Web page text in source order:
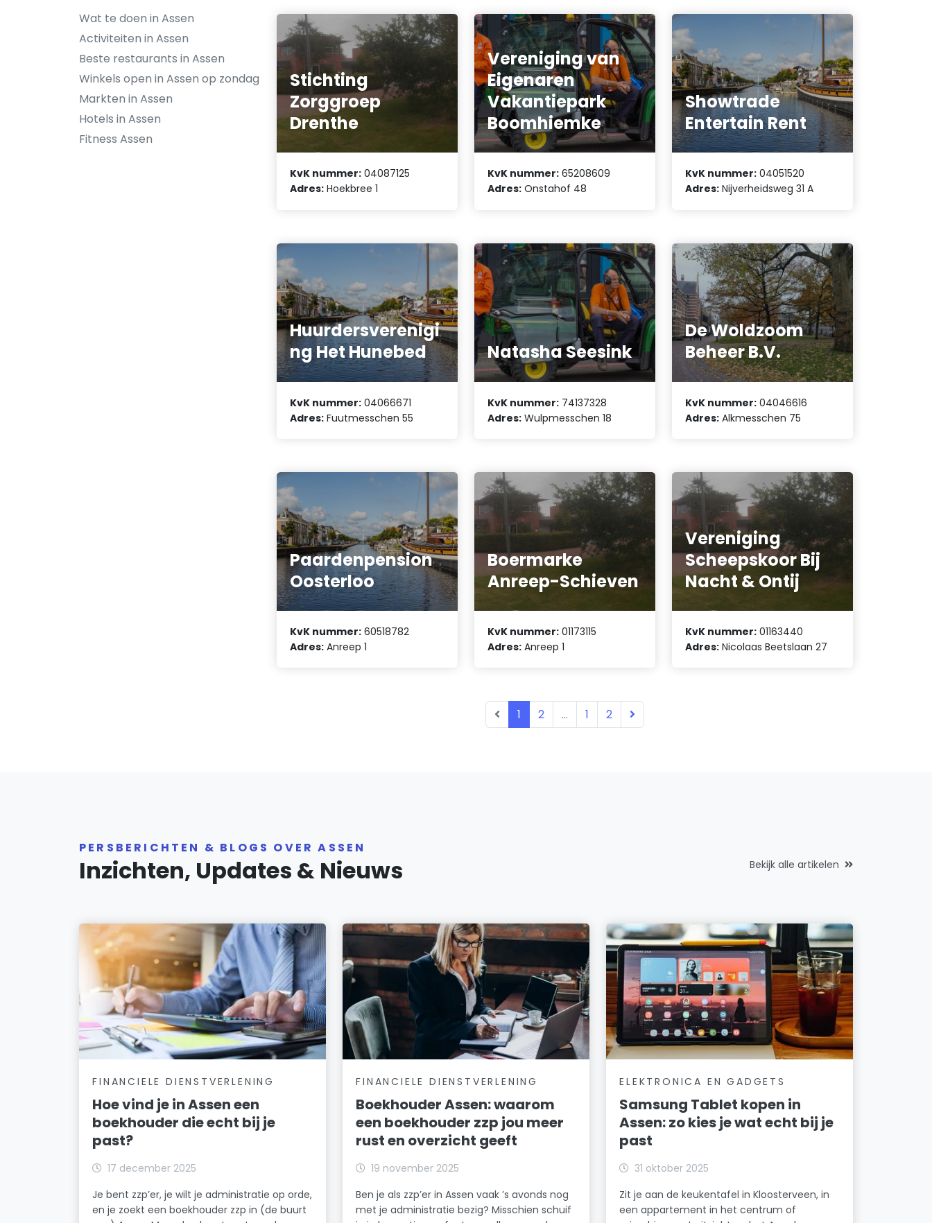
Wat te doen in Assen
Activiteiten in Assen
Beste restaurants in Assen
Winkels open in Assen op zondag
Markten in Assen
Hotels in Assen
Fitness Assen
Stichting
Zorggroep
Drenthe
KvK nummer: 04087125
Adres: Hoekbree 1
Vereniging van
Eigenaren
Vakantiepark
Boomhiemke
KvK nummer: 65208609
Adres: Onstahof 48
Showtrade
Entertain Rent
KvK nummer: 04051520
Adres: Nijverheidsweg 31 A
Huurdersverenigi
ng Het Hunebed
KvK nummer: 04066671
Adres: Fuutmesschen 55
Natasha Seesink
KvK nummer: 74137328
Adres: Wulpmesschen 18
De Woldzoom
Beheer B.V.
KvK nummer: 04046616
Adres: Alkmesschen 75
Paardenpension
Oosterloo
KvK nummer: 60518782
Adres: Anreep 1
Boermarke
Anreep-Schieven
KvK nummer: 01173115
Adres: Anreep 1
Vereniging
Scheepskoor Bij
Nacht & Ontij
KvK nummer: 01163440
Adres: Nicolaas Beetslaan 27
1 2 ... 1 2
PERSBERICHTEN & BLOGS OVER ASSEN
Inzichten, Updates & Nieuws Bekijk alle artikelen
FINANCIELE DIENSTVERLENING
Hoe vind je in Assen een
boekhouder die echt bij je
past?
17 december 2025
Je bent zzp’er, je wilt je administratie op orde,
en je zoekt een boekhouder zzp in (de buurt
FINANCIELE DIENSTVERLENING
Boekhouder Assen: waarom
een boekhouder zzp jou meer
rust en overzicht geeft
19 november 2025
Ben je als zzp’er in Assen vaak ’s avonds nog
met je administratie bezig? Misschien schuif
ELEKTRONICA EN GADGETS
Samsung Tablet kopen in
Assen: zo kies je wat echt bij je
past
31 oktober 2025
Zit je aan de keukentafel in Kloosterveen, in
een appartement in het centrum of